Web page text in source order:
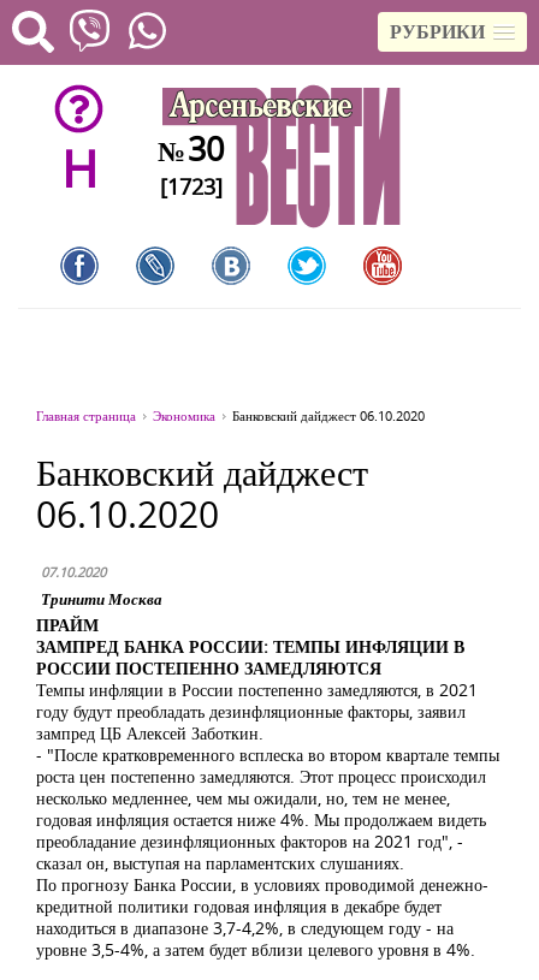
РУБРИКИ
H №30
[1723]
Главная страница Экономика Банковский дайджест 06.10.2020
Банковский дайджест
06.10.2020
07.10.2020
Тринити Москва
ПРАЙМ
ЗАМПРЕД БАНКА РОССИИ: ТЕМПЫ ИНФЛЯЦИИ В
РОССИИ ПОСТЕПЕННО ЗАМЕДЛЯЮТСЯ
Темпы инфляции в России постепенно замедляются, в 2021
году будут преобладать дезинфляционные факторы, заявил
зампред ЦБ Алексей Заботкин.
- "После кратковременного всплеска во втором квартале темпы
роста цен постепенно замедляются. Этот процесс происходил
несколько медленнее, чем мы ожидали, но, тем не менее,
годовая инфляция остается ниже 4%. Мы продолжаем видеть
преобладание дезинфляционных факторов на 2021 год", -
сказал он, выступая на парламентских слушаниях.
По прогнозу Банка России, в условиях проводимой денежно-
кредитной политики годовая инфляция в декабре будет
находиться в диапазоне 3,7-4,2%, в следующем году - на
уровне 3,5-4%, а затем будет вблизи целевого уровня в 4%.